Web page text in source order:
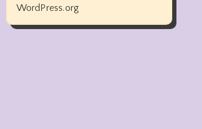
WordPress.org